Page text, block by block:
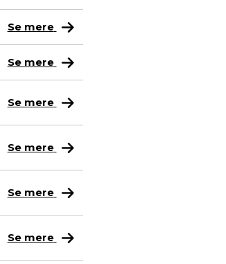
Se mere
Se mere
Se mere
Se mere
Se mere
Se mere